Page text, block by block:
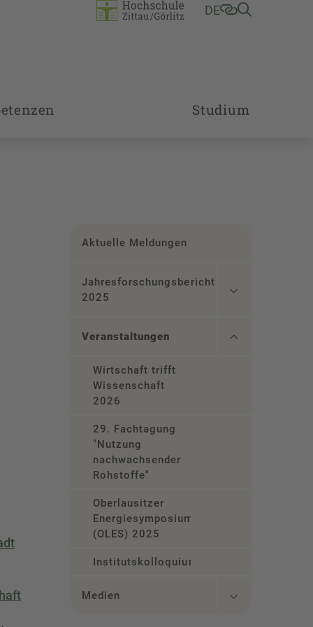
DE
Studium
Aktuelle Meldungen
Jahresforschungsbericht
2025
Veranstaltungen
Wirtschaft trifft
Wissenschaft
2026
29. Fachtagung
"Nutzung
nachwachsender
Rohstoffe"
Oberlausitzer
Energiesymposium
(OLES) 2025
Institutskolloquium
Medien